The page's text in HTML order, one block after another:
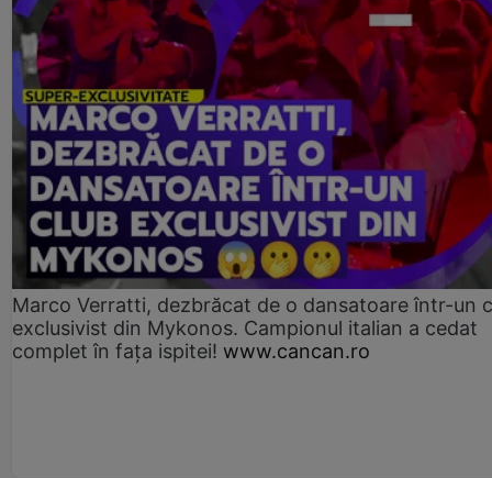
Marco Verratti, dezbrăcat de o dansatoare într-un
exclusivist din Mykonos. Campionul italian a cedat
complet în fața ispitei! www.cancan.ro